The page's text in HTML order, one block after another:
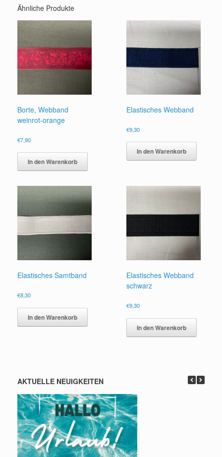
Ähnliche Produkte
Borte, Webband
weinrot-orange
€7,90
In den Warenkorb
Elastisches Webband
€9,30
In den Warenkorb
Elastisches Samtband
€8,30
In den Warenkorb
Elastisches Webband
schwarz
€9,30
In den Warenkorb
AKTUELLE NEUIGKEITEN